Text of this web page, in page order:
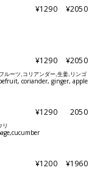
¥1290 ¥2050
¥1290 ¥2050
ルーツ,コリアンダー,生姜,リンゴ
coriander, ginger, apple
¥1290 2050
リ
¥1200 ¥1960